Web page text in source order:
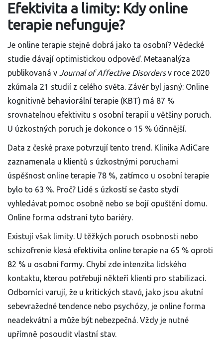
Efektivita a limity: Kdy online
terapie nefunguje?
Je online terapie stejně dobrá jako ta osobní? Vědecké
studie dávají optimistickou odpověď. Metaanalýza
publikovaná v Journal of Affective Disordersv roce 2020
zkúmala 21 studií z celého světa. Závěr byl jasný: Online
kognitivně behaviorální terapie (KBT) má 87 %
srovnatelnou efektivitu s osobní terapií u většiny poruch.
U úzkostných poruch je dokonce o 15 % účinnější.
Data z české praxe potvrzují tento trend. Klinika AdiCare
zaznamenala u klientů s úzkostnými poruchami
úspěšnost online terapie 78 %, zatímco u osobní terapie
bylo to 63 %. Proč? Lidé s úzkostí se často stydí
vyhledávat pomoc osobně nebo se bojí opuštění domu.
Online forma odstraní tyto bariéry.
Existují však limity. U těžkých poruch osobnosti nebo
schizofrenie klesá efektivita online terapie na 65 % oproti
82 % u osobní formy. Chybí zde intenzita lidského
kontaktu, kterou potřebují někteří klienti pro stabilizaci.
Odborníci varují, že u kritických stavů, jako jsou akutní
sebevražedné tendence nebo psychózy, je online forma
neadekvátní a může být nebezpečná. Vždy je nutné
upřímně posoudit vlastní stav.